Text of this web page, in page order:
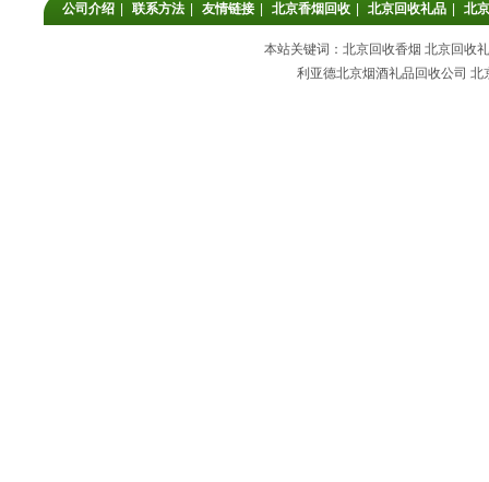
公司介绍 联系方法 友情链接 北京香烟回收 北京回收礼品 北
本站关键词：北京回收香烟 北京回收
利亚德北京烟酒礼品回收公司